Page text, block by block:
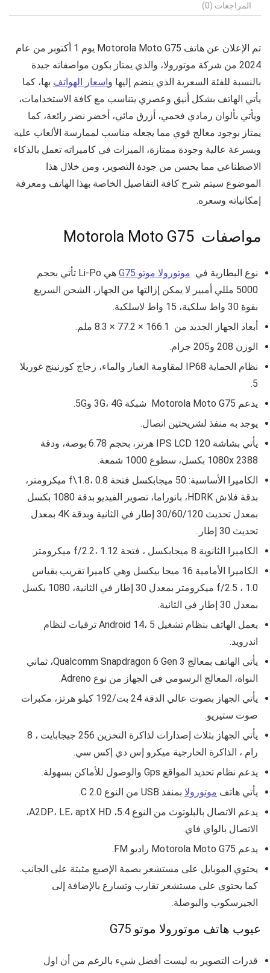
المراجعات (0)
تم الإعلان عن هاتف Motorola Moto G75
يوم 1 أكتوبر من عام
2024 من شركة
موتورولا، والذي يمتاز بكون مواصفاته جيدة
بالنسبة للفئة السعرية الذي ينضم إليها واسعار الهواتف بها، كما
يأتي الهاتف بشكل أنيق وعصري يتناسب مع كافة الاستخدامات،
ويأتي بألوان رمادي فحمي، أزرق مائي، أخضر نضر رائعة، كما
يمتاز بوجود معالج قوي مما يجعله مناسب لممارسة الألعاب عليه
وبسرعة عالية وجودة ممتازة، الميزات في كاميراته تعمل بالذكاء
الاصطناعي مما يحسن من جودة التصوير، ومن خلال هذا
الموضوع سيتم شرح كافة التفاصيل الخاصة بهذا الهاتف ومعرفة
إمكانياته وسعره.
مواصفات Motorola Moto G75
نوع البطارية في موتورولا موتو G75 هي Li-Po تأتي بحجم
5000 مللي أمبير لا يمكن إزالتها من الجهاز، الشحن السريع
بقوة 30 واط سلكية، 15 واط لاسلكية.
أبعاد الجهاز الجديد من 166.1 × 77.2 × 8.3 ملم.
الوزن 208 و205
جرام.
نظام الحماية IP68 لمقاومة الغبار والماء،
زجاج كورنينج غوريلا
5
.
يدعم Motorola Moto G75 شبكة 3G، 4G و5G.
يوجد به منفذ لشريحتين اتصال.
يأتي بشاشة 120 هرتز، بحجم 6.78 بوصة، ودقة
1080x 2388 بكسل، سطوع 1000 شمعة.
الكاميرا الأساسية: 50 ميجابكسل فتحة f\1.8، 0.8 ميكرومتر،
بدقة فلاش HDRK، بانوراما،
تصوير الفيديو بدقة 1080 بكسل
بمعدل تحديث 30/60/120 إطار في الثانية وبدقة 4K بمعدل
تحديث 30 إطار
.
.
الكاميرا الثانوية 8 ميجابكسل ، فتحة f/2.2، 1.12 ميكرومتر.
الكاميرا الأمامية
16 ميجا بيكسل وهي كاميرا تقريب بقياس
f/2.5 ، 1.0 ميكرومتر بمعدل 30 إطار في الثانية، 1080 بكسل
بمعدل 30 إطار في الثانية.
يعمل الهاتف بنظام تشغيل Android 14، 5 ترقيات لنظام
اندرويد.
يأتي الهاتف بمعالج Qualcomm Snapdragon 6 Gen 3، ثماني
النواة، المعالج الرسومي في الجهاز من نوع Adreno.
يأتي الجهاز بصوت عالي الدقة 24 بت/192 كيلو هرتز، مكبرات
صوت ستيريو.
يأتي الجهاز بثلاث إصدارات لذاكرة التخزين 256 جيجابايت ، 8
رام ، الذاكرة الخارجية ميكرو إس دي إكس سي.
يدعم نظام تحديد المواقع Gps والوصول للأماكن بسهولة.
يأتي هاتف موتورولا بمنفذ USB من النوع C 2.0.
يدعم الاتصال بالبلوتوث من النوع 5.4، A2DP، LE، aptX HD
،
الاتصال بالواي فاي.
يدعم Motorola Moto G75 راديو FM.
يحتوي الموبايل على مستشعر بصمة الإصبع مثبتة على الجانب.
كما يحتوي على مستشعر تقارب وتسارع بالإضافة إلى
الجيرسكوب والبوصلة.
عيوب هاتف موتورولا موتو G75
قدرات التصوير به ليست أفضل شيء بالرغم من أن اول